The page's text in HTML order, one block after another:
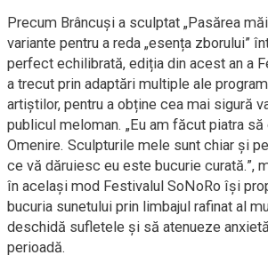
Precum Brâncuși a sculptat „Pasărea
variante pentru a reda „esența zborului”
perfect echilibrată, ediția din acest an a
a trecut prin adaptări multiple ale
artiștilor, pentru a obține cea mai sigură
publicul meloman. „Eu am făcut piatra să
Omenire. Sculpturile mele sunt chiar și
ce vă dăruiesc eu este bucurie curată.”,
în același mod Festivalul SoNoRo își
bucuria sunetului prin limbajul rafinat al
deschidă sufletele și să atenueze
perioadă.